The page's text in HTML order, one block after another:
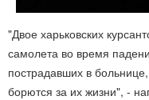
"Двое харьковских
самолета во время
пострадавших в
борются за их жизни", -